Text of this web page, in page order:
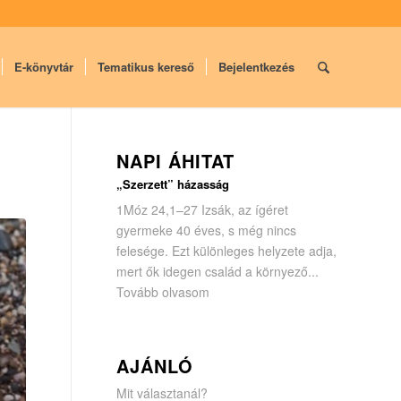
E-könyvtár Tematikus kereső Bejelentkezés
NAPI ÁHITAT
„Szerzett” házasság
1Móz 24,1–27 Izsák, az ígéret
gyermeke 40 éves, s még nincs
felesége. Ezt különleges helyzete adja,
mert ők idegen család a környező...
Tovább olvasom
AJÁNLÓ
Mit választanál?